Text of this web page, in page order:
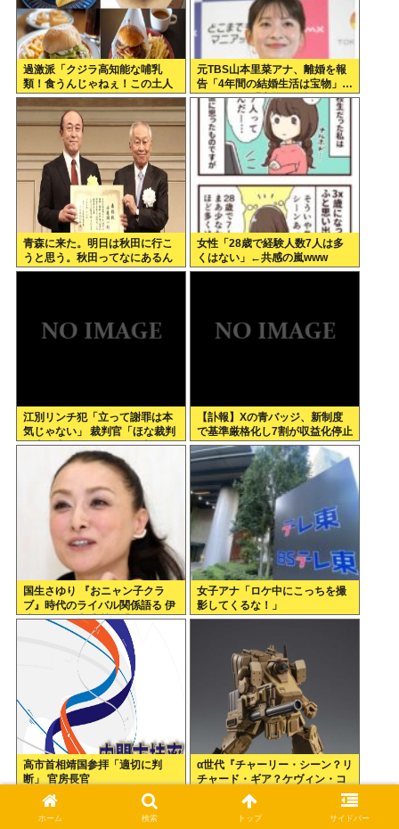
過激派「クジラ高知能な哺乳
類！食うんじゃねぇ！この土人
どもが！！」ハンバーガーもぐ
もぐ
元TBS山本里菜アナ、離婚を報
告「4年間の結婚生活は宝物」…
ヤフコメ民「宝物なら離婚しな
いだろ」
青森に来た。明日は秋田に行こ
うと思う。秋田ってなにあるん
だ？
女性「28歳で経験人数7人は多
くはない」←共感の嵐www
江別リンチ犯「立って謝罪は本
気じゃない」 裁判官「ほな裁判
で土下座してないキミは本気じ
ゃないな」
【訃報】Xの青バッジ、新制度
で基準厳格化し7割が収益化停止
へwmwmwmwmwmwmw
国生さゆり 『おニャン子クラ
ブ』時代のライバル関係語る 伊
達みきおが直球質問「たとえば
誰です？」
女子アナ「ロケ中にこっちを撮
影してくるな！」
高市首相靖国参拝「適切に判
断」 官房長官
α世代『チャーリー・シーン？リ
チャード・ギア？ケヴィン・コ
スナー？誰ですかそれ？？』何
ホーム 検索 トップ サイドバー